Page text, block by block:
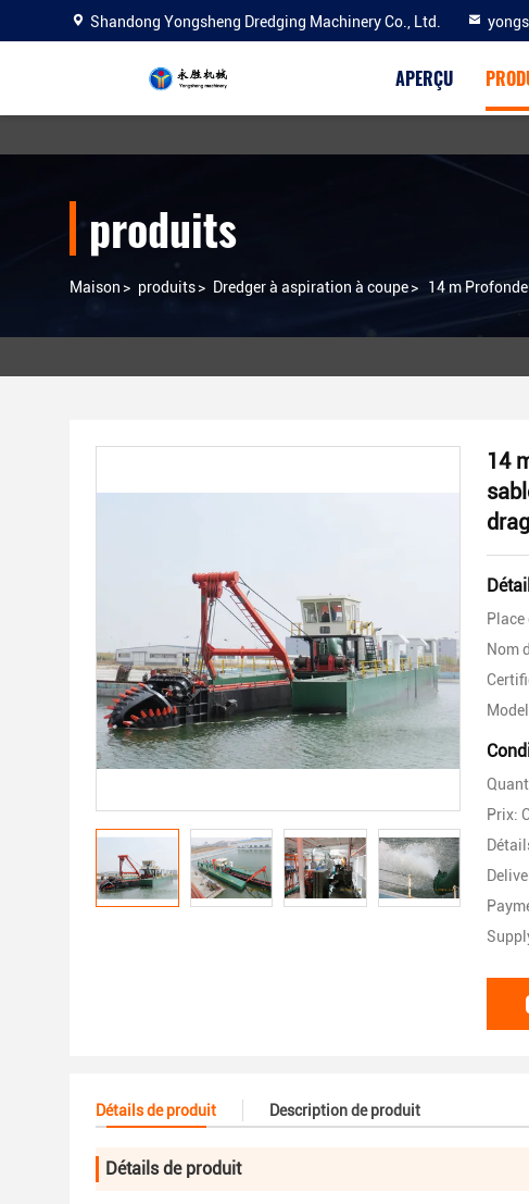
Shandong Yongsheng Dredging Machinery Co., Ltd.
APERÇU
produits
Maison > produits> Dredger à aspiration à coupe> 14 m
14
Nom
Prix:
Détails de produit Description de produit
Détails de produit